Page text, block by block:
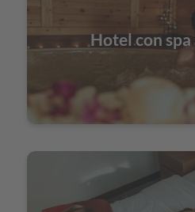
Hotel con